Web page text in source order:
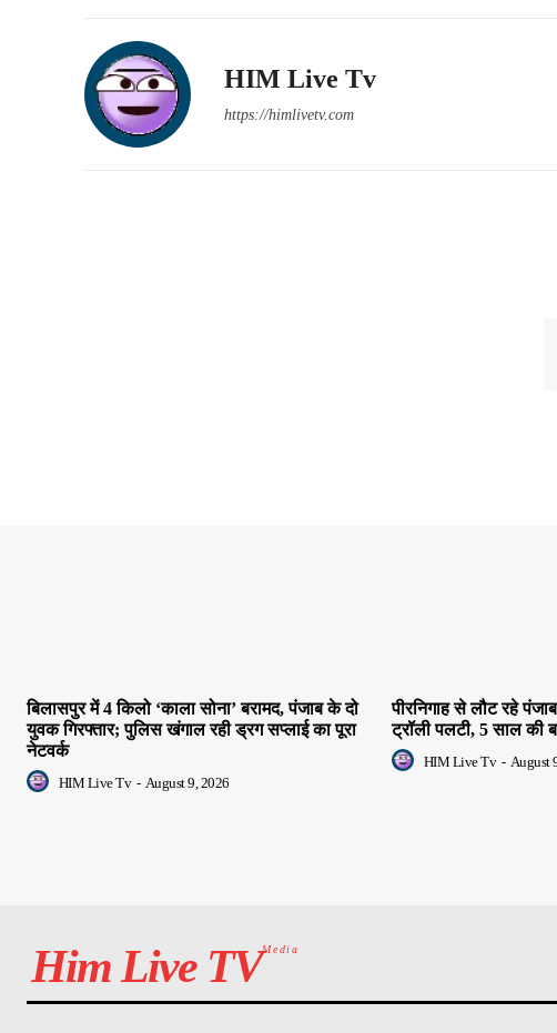
HIM Live Tv
https://himlivetv.com
बिलासपुर में 4 किलो ‘काला सोना’ बरामद, पंजाब के दो
युवक गिरफ्तार; पुलिस खंगाल रही ड्रग सप्लाई का पूरा
नेटवर्क
HIM Live Tv - August 9, 2026
पीरनिगाह से लौट रहे
ट्रॉली पलटी, 5 साल की
HIM Live Tv - August
Him Live TVMedia